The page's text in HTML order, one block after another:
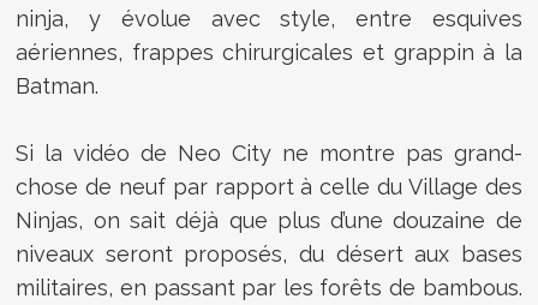
ninja, y évolue avec style, entre esquives
aériennes, frappes chirurgicales et grappin à la
Batman.
Si la vidéo de Neo City ne montre pas grand-
chose de neuf par rapport à celle du Village des
Ninjas, on sait déjà que plus d’une douzaine de
niveaux seront proposés, du désert aux bases
militaires, en passant par les forêts de bambous.